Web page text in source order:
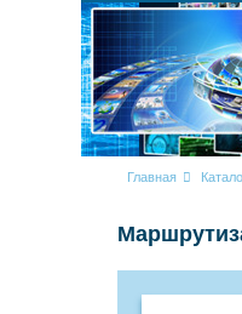
Главная